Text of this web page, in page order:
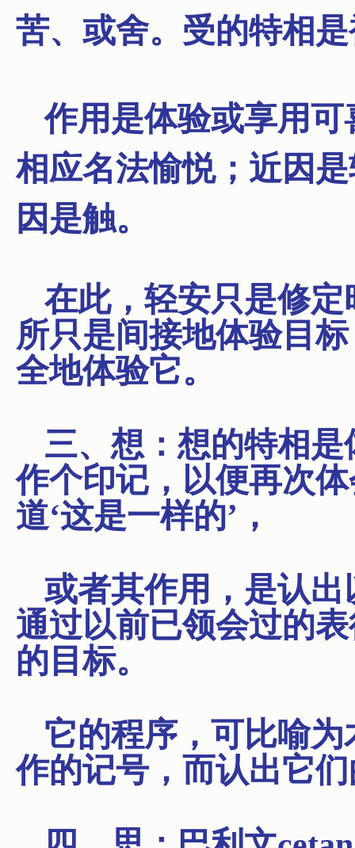
苦、或舍。受的特相
作用是体验或享用
相应名法愉悦；近因
因是触。
在此，轻安只是修
所只是间接地体验目
全地体验它。
三、想：想的特相
作个印记，以便再次
道‘这是一样的’，
或者其作用，是认
通过以前已领会过的
的目标。
它的程序，可比喻
作的记号，而认出它